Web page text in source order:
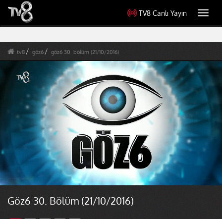
TV8 Canlı Yayın
tv8 göz6 göz6 30. bölüm (21/10/2016)
Göz6 30. Bölüm (21/10/2016)